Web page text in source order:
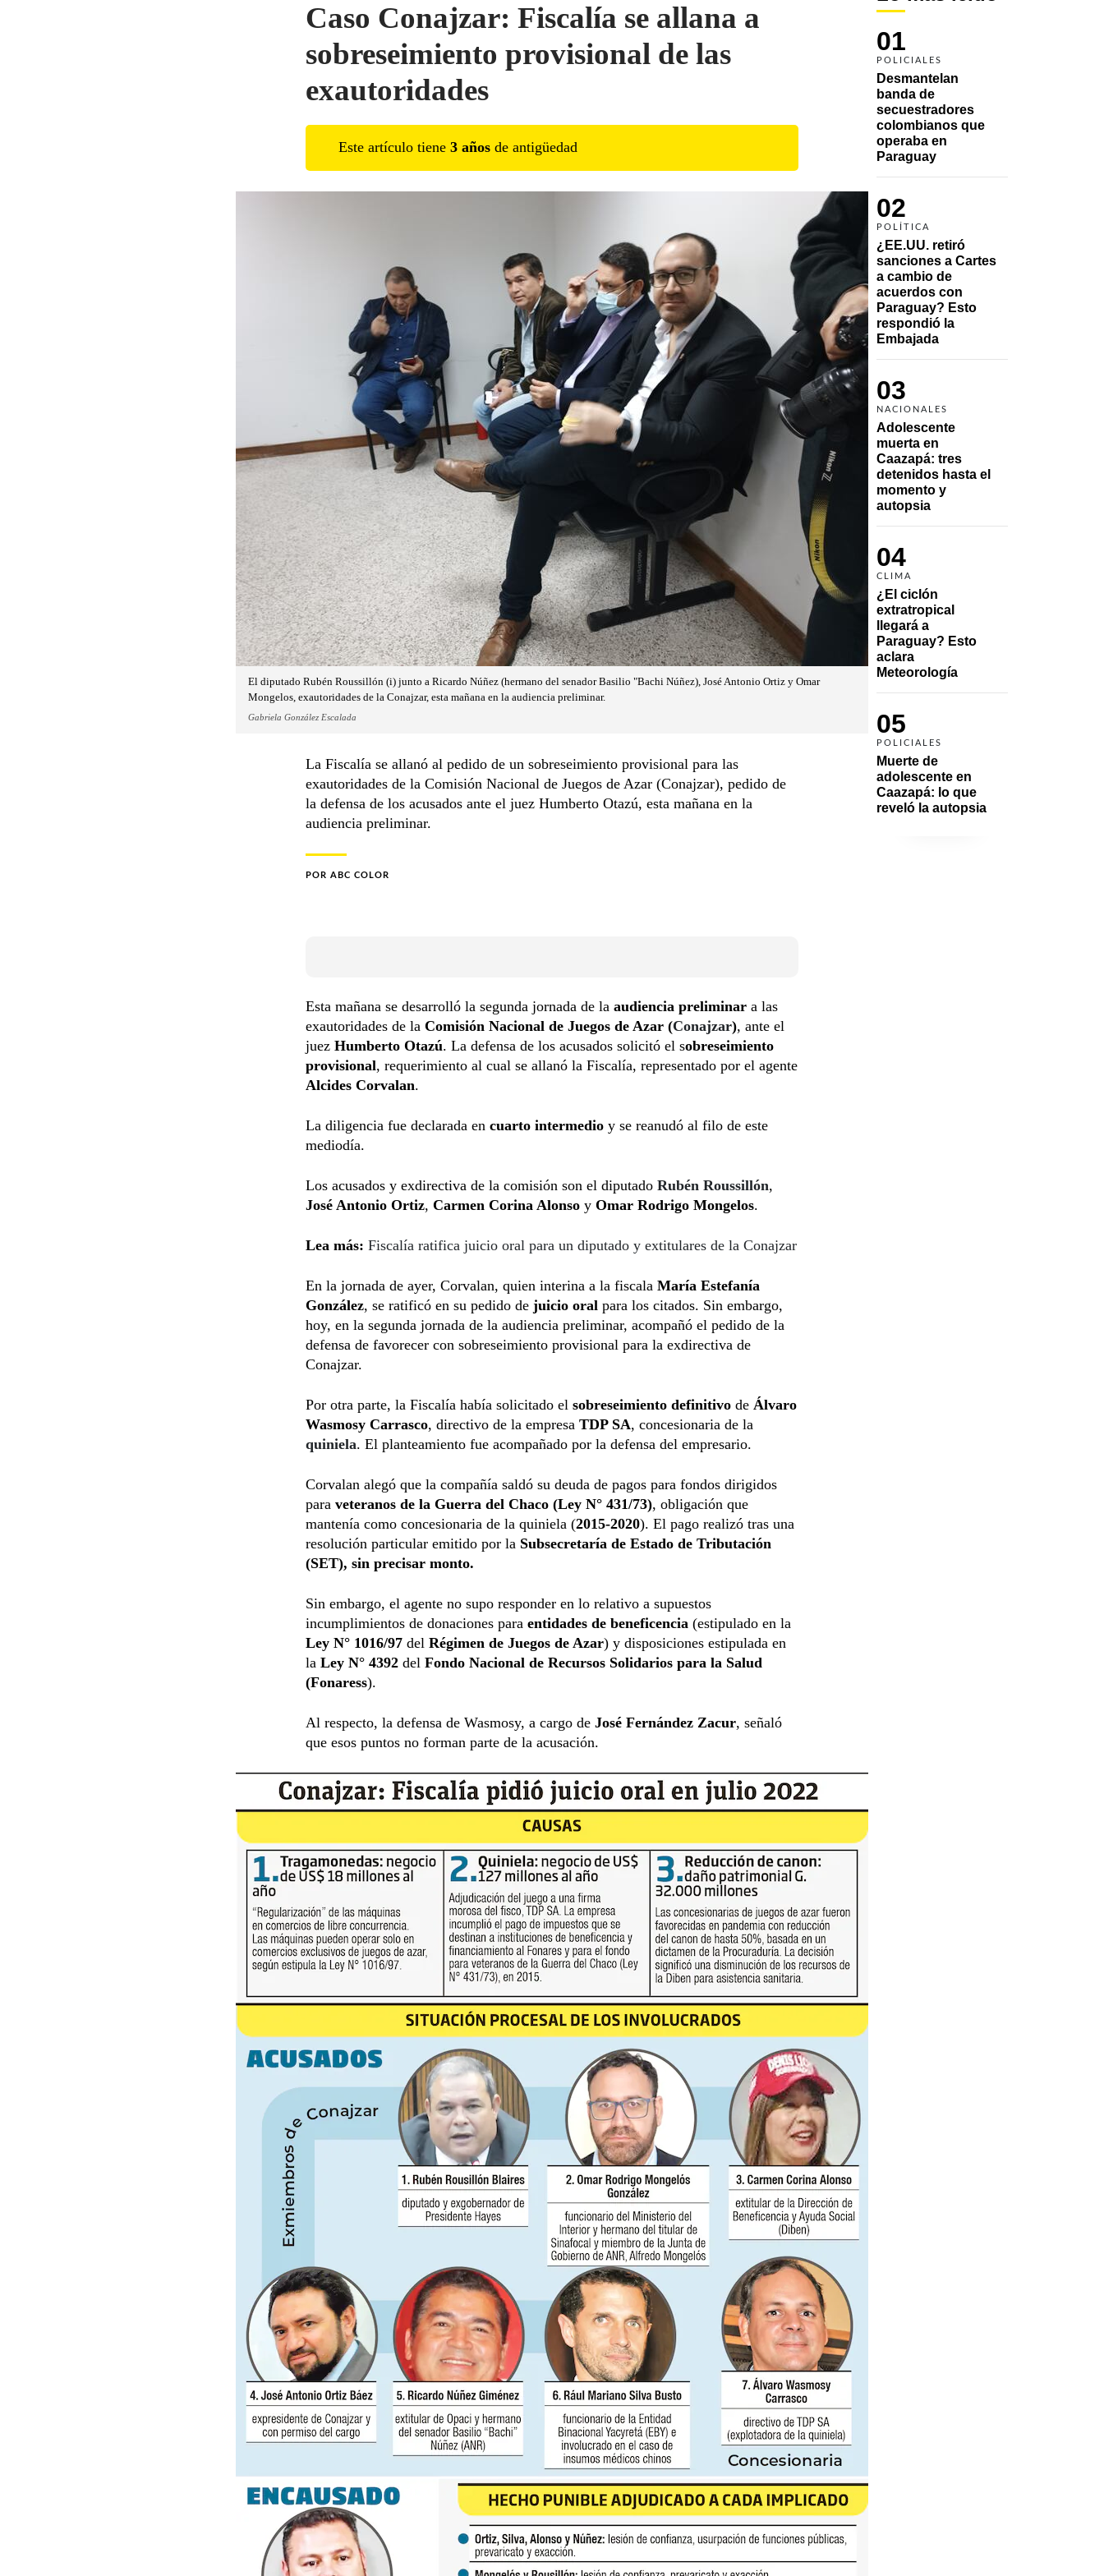
01
POLICIALES
Desmantelan
banda de
secuestradores
colombianos que
operaba en
Paraguay
02
POLÍTICA
¿EE.UU. retiró
sanciones a Cartes
a cambio de
acuerdos con
Paraguay? Esto
respondió la
Embajada
03
NACIONALES
Adolescente
muerta en
Caazapá: tres
detenidos hasta el
momento y
autopsia
04
CLIMA
¿El ciclón
extratropical
llegará a
Paraguay? Esto
aclara
Meteorología
05
POLICIALES
Muerte de
adolescente en
Caazapá: lo que
reveló la autopsia
Caso Conajzar: Fiscalía se allana a
sobreseimiento provisional de las
exautoridades
Este artículo tiene 3 años de antigüedad
El diputado Rubén Roussillón (i) junto a Ricardo Núñez (hermano del senador Basilio "Bachi Núñez), José Antonio Ortiz y Omar
Mongelos, exautoridades de la Conajzar, esta mañana en la audiencia preliminar.
Gabriela González Escalada
La Fiscalía se allanó al pedido de un sobreseimiento provisional para las
exautoridades de la Comisión Nacional de Juegos de Azar (Conajzar), pedido de
la defensa de los acusados ante el juez Humberto Otazú, esta mañana en la
audiencia preliminar.
POR ABC COLOR
Esta mañana se desarrolló la segunda jornada de la audiencia preliminar a las
exautoridades de la Comisión Nacional de Juegos de Azar (Conajzar), ante el
juez Humberto Otazú. La defensa de los acusados solicitó el sobreseimiento
provisional, requerimiento al cual se allanó la Fiscalía, representado por el agente
Alcides Corvalan.
La diligencia fue declarada en cuarto intermedio y se reanudó al filo de este
mediodía.
Los acusados y exdirectiva de la comisión son el diputado Rubén Roussillón,
José Antonio Ortiz, Carmen Corina Alonso y Omar Rodrigo Mongelos.
Lea más: Fiscalía ratifica juicio oral para un diputado y extitulares de la Conajzar
En la jornada de ayer, Corvalan, quien interina a la fiscala María Estefanía
González, se ratificó en su pedido de juicio oral para los citados. Sin embargo,
hoy, en la segunda jornada de la audiencia preliminar, acompañó el pedido de la
defensa de favorecer con sobreseimiento provisional para la exdirectiva de
Conajzar.
Por otra parte, la Fiscalía había solicitado el sobreseimiento definitivo de Álvaro
Wasmosy Carrasco, directivo de la empresa TDP SA, concesionaria de la
quiniela. El planteamiento fue acompañado por la defensa del empresario.
Corvalan alegó que la compañía saldó su deuda de pagos para fondos dirigidos
para veteranos de la Guerra del Chaco (Ley N° 431/73), obligación que
mantenía como concesionaria de la quiniela (2015-2020). El pago realizó tras una
resolución particular emitido por la Subsecretaría de Estado de Tributación
(SET), sin precisar monto.
Sin embargo, el agente no supo responder en lo relativo a supuestos
incumplimientos de donaciones para entidades de beneficencia (estipulado en la
Ley N° 1016/97 del Régimen de Juegos de Azar) y disposiciones estipulada en
la Ley N° 4392 del Fondo Nacional de Recursos Solidarios para la Salud
(Fonaress).
Al respecto, la defensa de Wasmosy, a cargo de José Fernández Zacur, señaló
que esos puntos no forman parte de la acusación.